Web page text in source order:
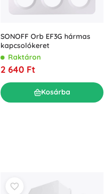
SONOFF Orb EF3G hármas
kapcsolókeret
Raktáron
2 640 Ft
Kosárba